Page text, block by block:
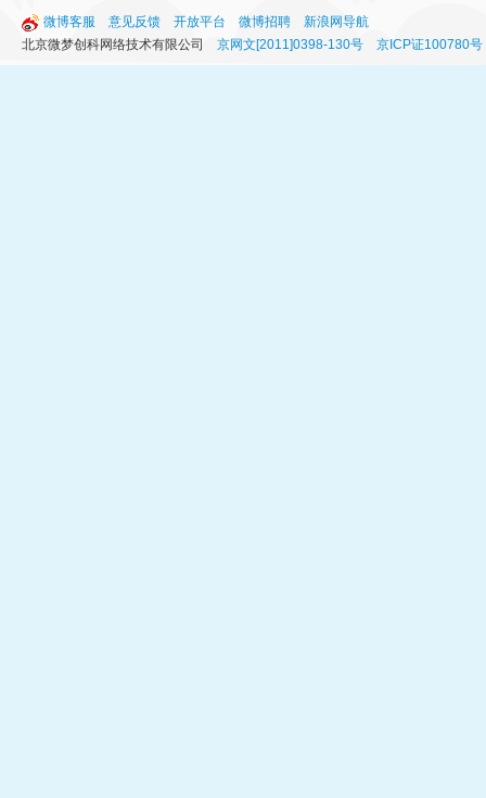
微博客服 意见反馈 开放平台 微博招聘
新浪网导航
北京微梦创科网络技术有限公司 京网文[2011]0398-130号 京ICP证100780号